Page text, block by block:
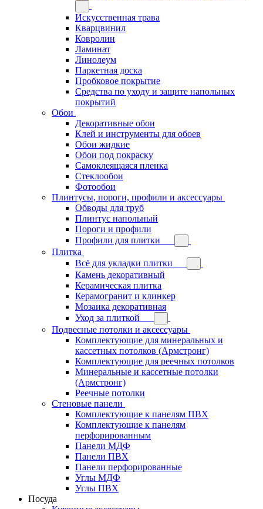
Искусственная трава
Кварцвинил
Ковролин
Ламинат
Линолеум
Паркетная доска
Пробковое покрытие
Средства по уходу и защите напольных
покрытий
Обои
Декоративные обои
Клей и инструменты для обоев
Обои жидкие
Обои под покраску
Самоклеящаяся пленка
Стеклообои
Фотообои
Плинтусы, пороги, профили и аксессуары
Обводы для труб
Плинтус напольный
Пороги и профили
Профили для плитки
Плитка
Всё для укладки плитки
Камень декоративный
Керамическая плитка
Керамогранит и клинкер
Мозаика декоративная
Уход за плиткой
Подвесные потолки и аксессуары
Комплектующие для минеральных и
кассетных потолков (Армстронг)
Комплектующие для реечных потолков
Минеральные и кассетные потолки
(Армстронг)
Реечные потолки
Стеновые панели
Комплектующие к панелям ПВХ
Комплектующие к панелям
перфорированным
Панели МДФ
Панели ПВХ
Панели перфорированные
Углы МДФ
Углы ПВХ
Посуда